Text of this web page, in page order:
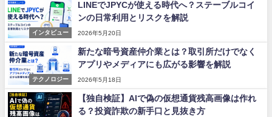
インタビュー
LINEでJPYCが使える時代へ？ステーブルコイ
ンの日常利用とリスクを解説
2026年5月20日
テクノロジー
新たな暗号資産仲介業とは？取引所だけでなく
アプリやメディアにも広がる影響を解説
2026年5月18日
【独自検証】AIで偽の仮想通貨残高画像は作れ
る？投資詐欺の新手口と見抜き方